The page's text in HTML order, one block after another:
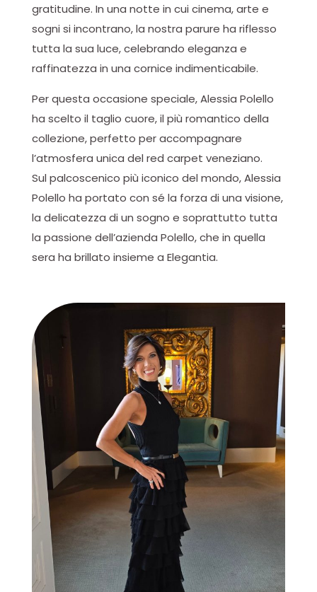
gratitudine. In una notte in cui cinema, arte e
sogni si incontrano, la nostra parure ha riflesso
tutta la sua luce, celebrando eleganza e
raffinatezza in una cornice indimenticabile.
Per questa occasione speciale, Alessia Polello
ha scelto il taglio cuore, il più romantico della
collezione, perfetto per accompagnare
l’atmosfera unica del red carpet veneziano.
Sul palcoscenico più iconico del mondo, Alessia
Polello ha portato con sé la forza di una visione,
la delicatezza di un sogno e soprattutto tutta
la passione dell’azienda Polello, che in quella
sera ha brillato insieme a Elegantia.